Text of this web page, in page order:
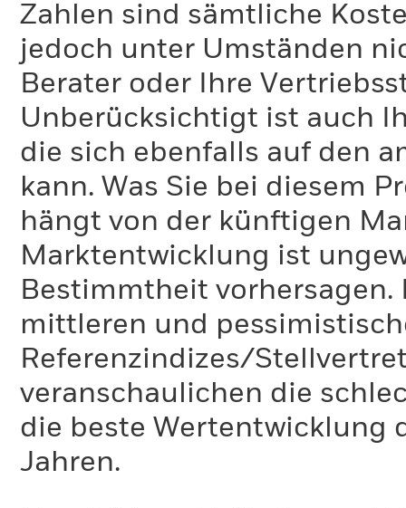
Zahlen sind sämtliche
jedoch unter Umständen
Berater oder Ihre
Unberücksichtigt ist auch
die sich ebenfalls auf den
kann. Was Sie bei diesem
hängt von der künftigen
Marktentwicklung ist
Bestimmtheit
mittleren und
Referenzindizes/
veranschaulichen die
die beste Wertentwicklung
Jahren.